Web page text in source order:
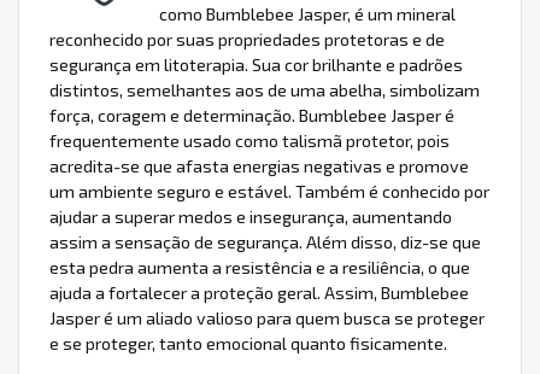
como Bumblebee Jasper, é um mineral
reconhecido por suas propriedades protetoras e de
segurança em litoterapia. Sua cor brilhante e padrões
distintos, semelhantes aos de uma abelha, simbolizam
força, coragem e determinação. Bumblebee Jasper é
frequentemente usado como talismã protetor, pois
acredita-se que afasta energias negativas e promove
um ambiente seguro e estável. Também é conhecido por
ajudar a superar medos e insegurança, aumentando
assim a sensação de segurança. Além disso, diz-se que
esta pedra aumenta a resistência e a resiliência, o que
ajuda a fortalecer a proteção geral. Assim, Bumblebee
Jasper é um aliado valioso para quem busca se proteger
e se proteger, tanto emocional quanto fisicamente.